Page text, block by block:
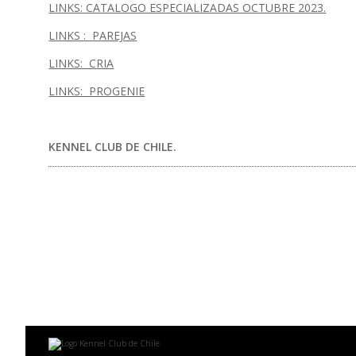
LINKS: CATALOGO ESPECIALIZADAS OCTUBRE 2023.
LINKS : PAREJAS
LINKS: CRIA
LINKS: PROGENIE
KENNEL CLUB DE CHILE.